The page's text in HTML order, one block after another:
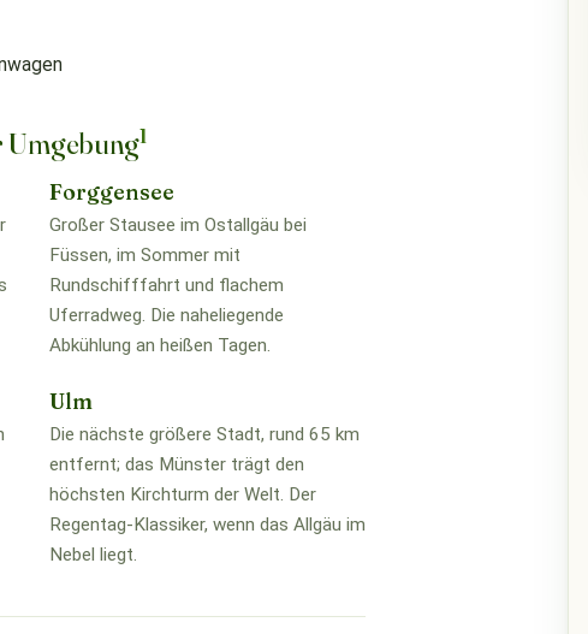
Umgebung1
Forggensee
Großer Stausee im Ostallgäu bei
Füssen, im Sommer mit
Rundschifffahrt und flachem
Uferradweg. Die naheliegende
Abkühlung an heißen Tagen.
Ulm
Die nächste größere Stadt, rund 65 km
entfernt; das Münster trägt den
höchsten Kirchturm der Welt. Der
Regentag-Klassiker, wenn das Allgäu im
Nebel liegt.